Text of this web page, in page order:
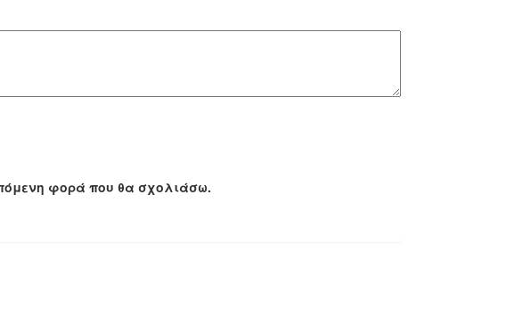
φορά που θα σχολιάσω.